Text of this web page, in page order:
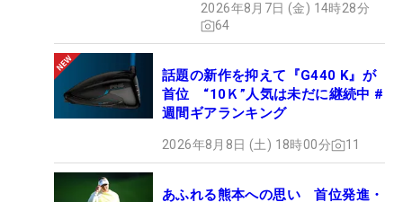
ュー
2026年8月7日 (金) 14時28分
64
話題の新作を抑えて『G440 K』が
首位 “10Ｋ”人気は未だに継続中 #
週間ギアランキング
2026年8月8日 (土) 18時00分 11
あふれる熊本への思い 首位発進・